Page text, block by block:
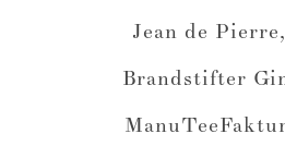
Jean de
Brandstifter